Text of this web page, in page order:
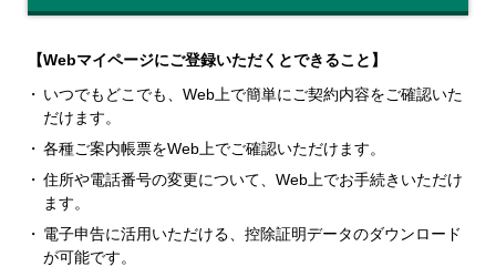
【Webマイページにご登録いただくとできること】
いつでもどこでも、Web上で簡単にご契約内容をご確認いた
だけます。
各種ご案内帳票をWeb上でご確認いただけます。
住所や電話番号の変更について、Web上でお手続きいただけ
ます。
電子申告に活用いただける、控除証明データのダウンロード
が可能です。